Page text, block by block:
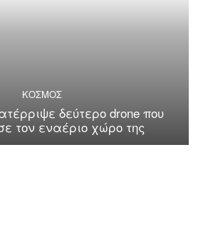
ΚΟΣΜΟΣ
δεύτερο drone που
τον εναέριο χώρο της